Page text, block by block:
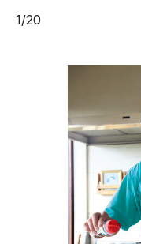
1/20